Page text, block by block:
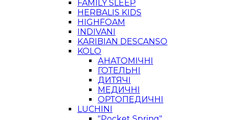
FAMILY SLEEP
HERBALIS KIDS
HIGHFOAM
INDIVANI
KARIBIAN DESCANSO
KOLO
АНАТОМІЧНІ
ГОТЕЛЬНІ
ДИТЯЧІ
МЕДИЧНІ
ОРТОПЕДИЧНІ
LUCHINI